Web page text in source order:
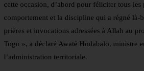
cette occasion, d’abord pour féliciter tous
comportement et la discipline qui a régné là-
prières et invocations adressées à Allah au
Togo », a déclaré Awaté Hodabalo, ministre
l’administration territoriale.